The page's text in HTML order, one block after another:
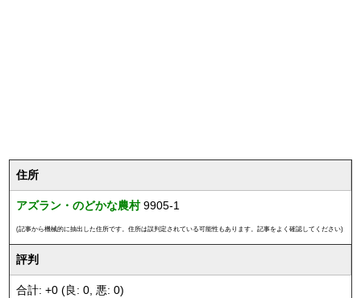
住所
アズラン・のどかな農村9905-1
(記事から機械的に抽出した住所です。住所は誤判定されている可能性もあります。記事をよく確認してください)
評判
合計: +0 (良: 0, 悪: 0)